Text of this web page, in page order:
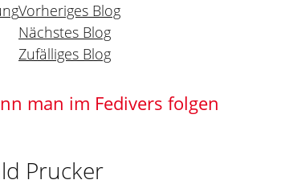
Vorheriges Blog
Nächstes Blog
Zufälliges Blog
man im Fedivers folgen
Prucker